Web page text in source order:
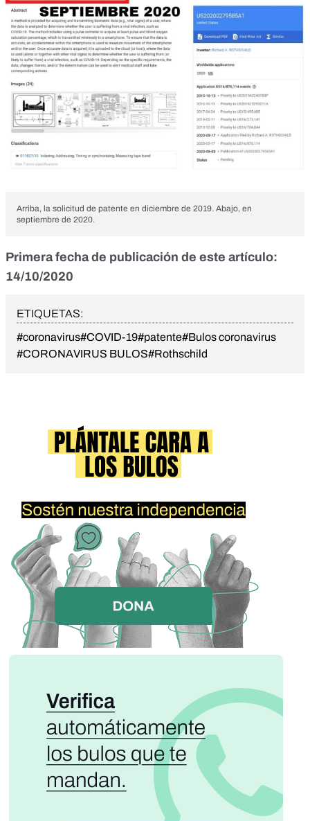
Arriba, la solicitud de patente en diciembre de 2019. Abajo, en
septiembre de 2020.
Primera fecha de publicación de este artículo:
14/10/2020
ETIQUETAS:
#coronavirus#COVID-19#patente#Bulos coronavirus
#CORONAVIRUS BULOS#Rothschild